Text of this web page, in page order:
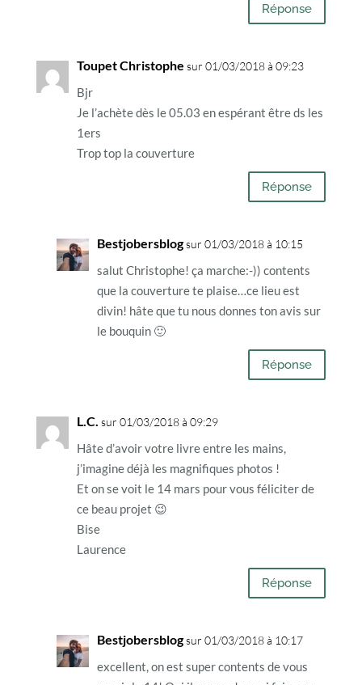
Réponse
Toupet Christophe sur 01/03/2018 à 09:23
Bjr
Je l’achète dès le 05.03 en espérant être ds les
1ers
Trop top la couverture
Réponse
Bestjobersblogsur 01/03/2018 à 10:15
salut Christophe! ça marche:-)) contents
que la couverture te plaise…ce lieu est
divin! hâte que tu nous donnes ton avis sur
le bouquin 🙂
Réponse
L.C. sur 01/03/2018 à 09:29
Hâte d’avoir votre livre entre les mains,
j’imagine déjà les magnifiques photos !
Et on se voit le 14 mars pour vous féliciter de
ce beau projet 😉
Bise
Laurence
Réponse
Bestjobersblogsur 01/03/2018 à 10:17
excellent, on est super contents de vous